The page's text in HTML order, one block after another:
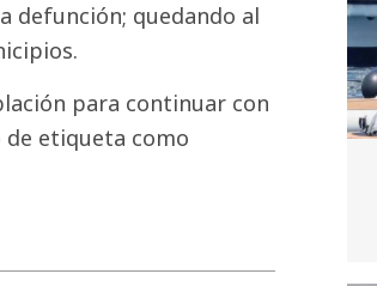
defunción; quedando al
para continuar con
etiqueta como